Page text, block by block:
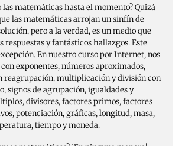
las matemáticas hasta el momento? Quizá
las matemáticas arrojan un sinfín de
pero a la verdad, es un medio que
respuestas y fantásticos hallazgos. Este
En nuestro curso por Internet, nos
exponentes, números aproximados,
reagrupación, multiplicación y división con
signos de agrupación, igualdades y
divisores, factores primos, factores
potenciación, gráficas, longitud, masa,
tiempo y moneda.